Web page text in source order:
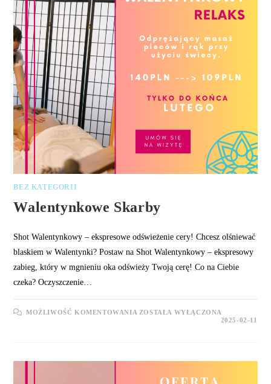
BEZ KATEGORII
Walentynkowe Skarby
Shot Walentynkowy – ekspresowe odświeżenie cery! Chcesz olśniewać
blaskiem w Walentynki? Postaw na Shot Walentynkowy – ekspresowy
zabieg, który w mgnieniu oka odświeży Twoją cerę! Co na Ciebie
czeka? Oczyszczenie…
MOŻLIWOŚĆ KOMENTOWANIA WALENTYNKOWE
ZOSTAŁA WYŁĄCZONA
2025-02-11